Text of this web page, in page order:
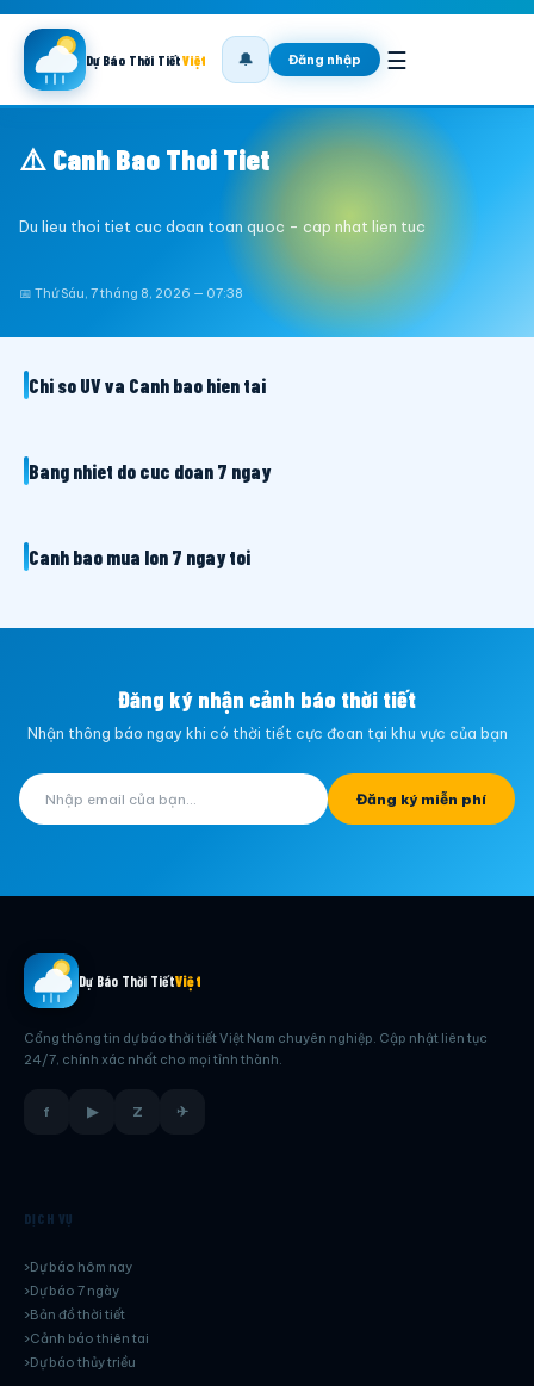
Dự Báo Thời TiếtViệt 🔔 Đăng nhập ☰
⚠️ Canh Bao Thoi Tiet
Du lieu thoi tiet cuc doan toan quoc - cap nhat lien tuc
📅 Thứ Sáu, 7 tháng 8, 2026 — 07:38
Chi so UV va Canh bao hien tai
Bang nhiet do cuc doan 7 ngay
Canh bao mua lon 7 ngay toi
Đăng ký nhận cảnh báo thời tiết
Nhận thông báo ngay khi có thời tiết cực đoan tại khu vực của bạn
Đăng ký miễn phí
Dự Báo Thời TiếtViệt
Cổng thông tin dự báo thời tiết Việt Nam chuyên nghiệp. Cập nhật liên tục
24/7, chính xác nhất cho mọi tỉnh thành.
f ▶ Z ✈
DỊCH VỤ
Dự báo hôm nay
Dự báo 7 ngày
Bản đồ thời tiết
Cảnh báo thiên tai
Dự báo thủy triều